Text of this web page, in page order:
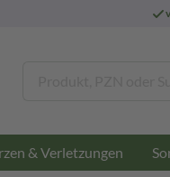
& Verletzungen